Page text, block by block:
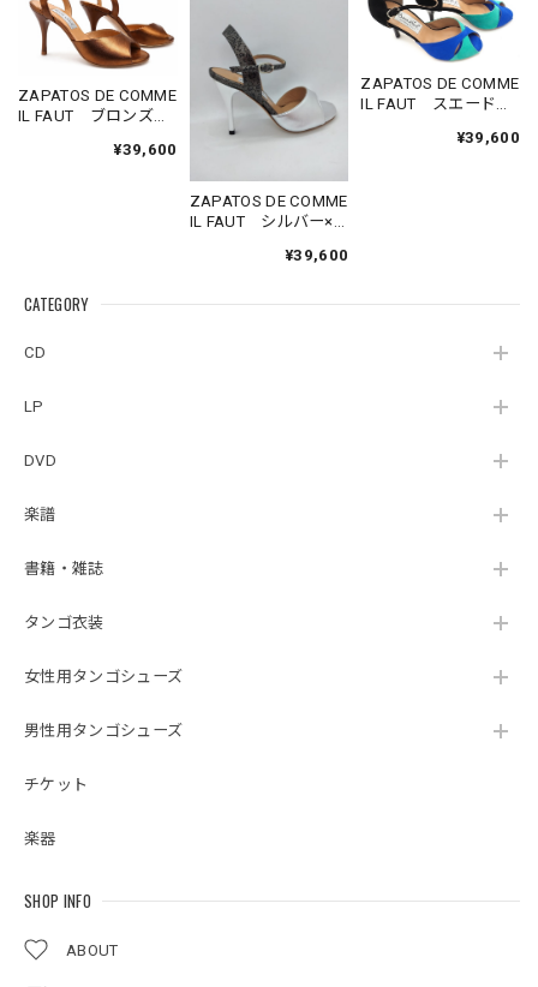
CATEGORY
CD
LP
DVD
楽譜
書籍・雑誌
タンゴ衣装
女性用タンゴシューズ
男性用タンゴシューズ
チケット
楽器
SHOP INFO
ABOUT
ZAPATOS DE COMME
IL FAUT ブロンズサ
¥39,600
ZAPATOS DE COMME
IL FAUT シルバー×
押しサンダル サイ
¥39,600
ZAPATOS DE COMME
IL FAUT スエード黒
ーンバタフライ サ
¥39,600